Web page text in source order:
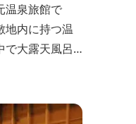
温泉旅館で
地内に持つ温
で大露天風呂